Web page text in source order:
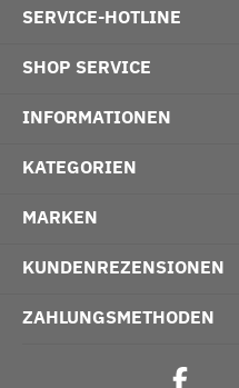
SERVICE-HOTLINE
SHOP SERVICE
INFORMATIONEN
KATEGORIEN
MARKEN
KUNDENREZENSIONEN
ZAHLUNGSMETHODEN